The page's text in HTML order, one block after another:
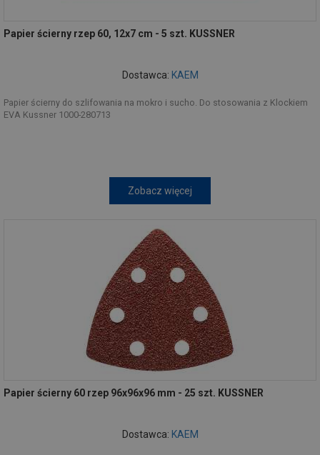
Papier ścierny rzep 60, 12x7 cm - 5 szt. KUSSNER
Dostawca: KAEM
Papier ścierny do szlifowania na mokro i sucho. Do stosowania z Klockiem
EVA Kussner 1000-280713
Zobacz więcej
Papier ścierny 60 rzep 96x96x96 mm - 25 szt. KUSSNER
Dostawca: KAEM